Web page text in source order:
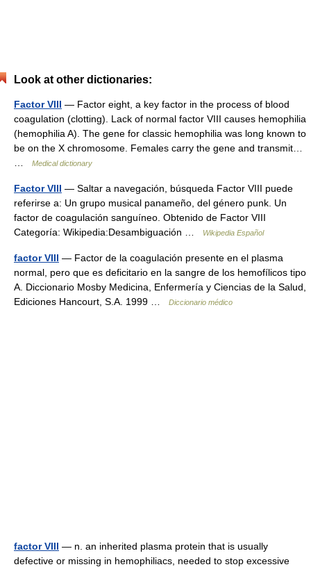
Look at other dictionaries:
Factor VIII — Factor eight, a key factor in the process of blood
coagulation (clotting). Lack of normal factor VIII causes hemophilia
(hemophilia A). The gene for classic hemophilia was long known to
be on the X chromosome. Females carry the gene and transmit…
Medical dictionary
Factor VIII — Saltar a navegación, búsqueda Factor VIII puede
referirse a: Un grupo musical panameño, del género punk. Un
factor de coagulación sanguíneo. Obtenido de Factor VIII
Categoría: Wikipedia:Desambiguación …
Wikipedia Español
factor VIII — Factor de la coagulación presente en el plasma
normal, pero que es deficitario en la sangre de los hemofílicos tipo
A. Diccionario Mosby Medicina, Enfermería y Ciencias de la Salud,
Ediciones Hancourt, S.A. 1999 …
Diccionario médico
factor VIII — n. an inherited plasma protein that is usually
defective or missing in hemophiliacs, needed to stop excessive